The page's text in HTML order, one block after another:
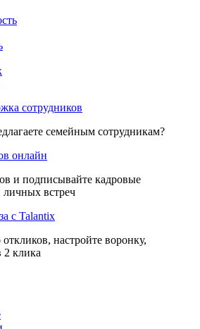
сотрудников
семейным сотрудникам?
онлайн
и подписывайте кадровые
личных встреч
с Talantix
настройте воронку,
2 клика